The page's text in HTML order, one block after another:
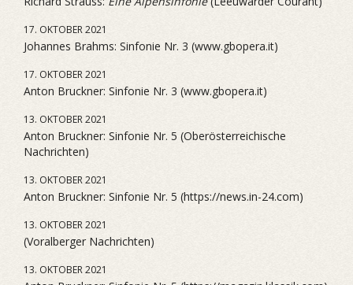
17. OKTOBER 2021
Johannes Brahms: Sinfonie Nr. 3 (www.gbopera.it)
17. OKTOBER 2021
Anton Bruckner: Sinfonie Nr. 3 (www.gbopera.it)
13. OKTOBER 2021
Anton Bruckner: Sinfonie Nr. 5 (Oberösterreichische
Nachrichten)
13. OKTOBER 2021
Anton Bruckner: Sinfonie Nr. 5 (https://news.in-24.com)
13. OKTOBER 2021
(Voralberger Nachrichten)
13. OKTOBER 2021